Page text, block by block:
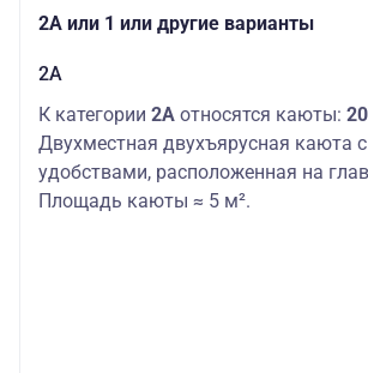
2А или 1 или другие варианты
2А
К категории 2А относятся каюты:
Двухместная двухъярусная каюта
удобствами, расположенная на
Площадь каюты ≈ 5 м².